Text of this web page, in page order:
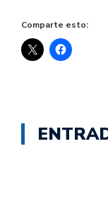
Comparte esto: